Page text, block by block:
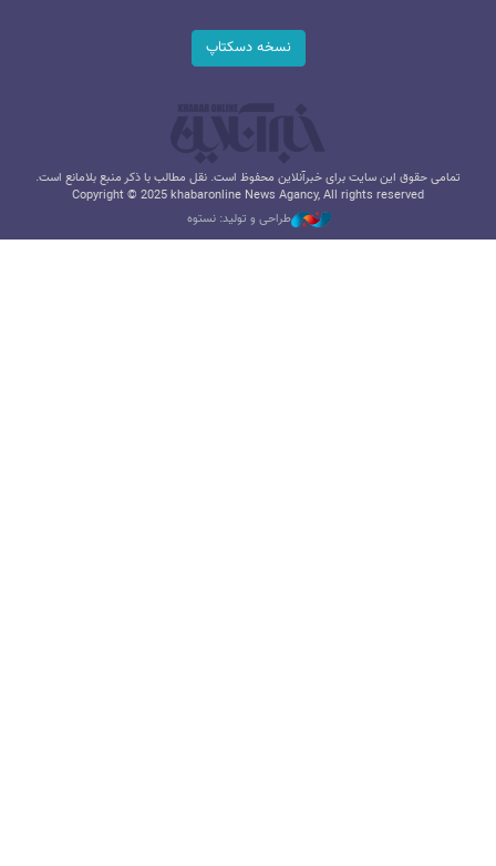
نسخه دسکتاپ
تمامی حقوق این سایت برای خبرآنلاین محفوظ است. نقل مطالب با ذکر منبع بلامانع است.
Copyright © 2025 khabaronline News Agancy, All rights reserved
طراحی و تولید: نستوه